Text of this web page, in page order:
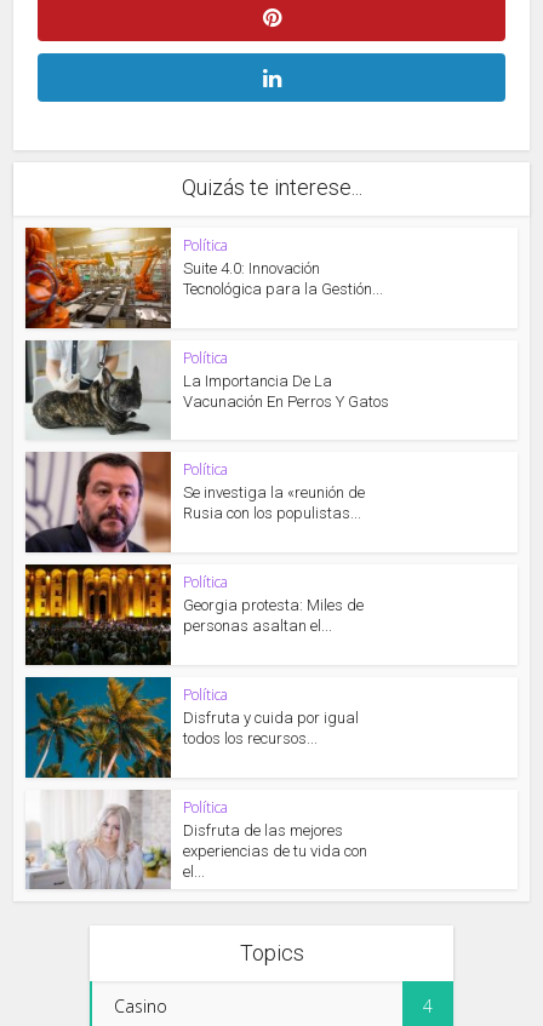
Quizás te interese...
Política
Suite 4.0: Innovación
Tecnológica para la Gestión...
Política
La Importancia De La
Vacunación En Perros Y Gatos
Política
Se investiga la «reunión de
Rusia con los populistas...
Política
Georgia protesta: Miles de
personas asaltan el...
Política
Disfruta y cuida por igual
todos los recursos...
Política
Disfruta de las mejores
experiencias de tu vida con
el...
Topics
Casino 4